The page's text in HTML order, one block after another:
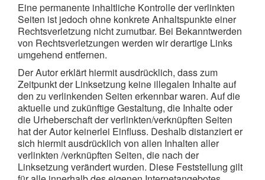
Eine permanente inhaltliche Kontrolle der verlinkten
Seiten ist jedoch ohne konkrete Anhaltspunkte einer
Rechtsverletzung nicht zumutbar. Bei Bekanntwerden
von Rechtsverletzungen werden wir derartige Links
umgehend entfernen.
Der Autor erklärt hiermit ausdrücklich, dass zum
Zeitpunkt der Linksetzung keine illegalen Inhalte auf
den zu verlinkenden Seiten erkennbar waren. Auf die
aktuelle und zukünftige Gestaltung, die Inhalte oder
die Urheberschaft der verlinkten/verknüpften Seiten
hat der Autor keinerlei Einfluss. Deshalb distanziert er
sich hiermit ausdrücklich von allen Inhalten aller
verlinkten /verknüpften Seiten, die nach der
Linksetzung verändert wurden. Diese Feststellung gilt